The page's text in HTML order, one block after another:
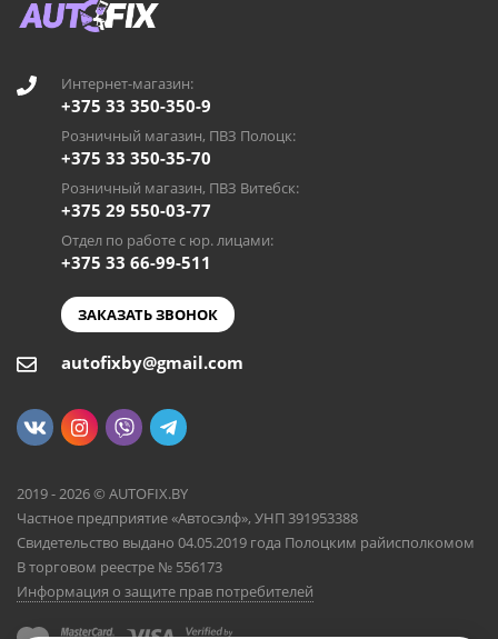
Интернет-магазин:
+375 33 350-350-9
Розничный магазин, ПВЗ Полоцк:
+375 33 350-35-70
Розничный магазин, ПВЗ Витебск:
+375 29 550-03-77
Отдел по работе с юр. лицами:
+375 33 66-99-511
ЗАКАЗАТЬ ЗВОНОК
autofixby@gmail.com
2019 - 2026 © AUTOFIX.BY
Частное предприятие «Автосэлф», УНП 391953388
Свидетельство выдано 04.05.2019 года Полоцким райисполкомом
В торговом реестре № 556173
Информация о защите прав потребителей